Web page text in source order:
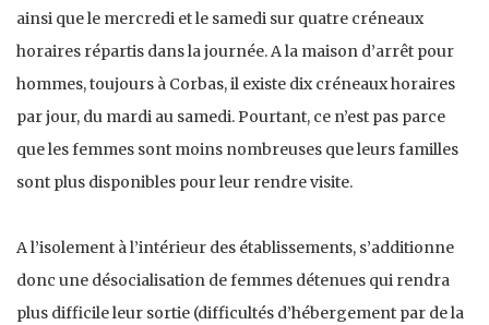
ainsi que le mercredi et le samedi sur quatre créneaux
horaires répartis dans la journée. A la maison d’arrêt pour
hommes, toujours à Corbas, il existe dix créneaux horaires
par jour, du mardi au samedi. Pourtant, ce n’est pas parce
que les femmes sont moins nombreuses que leurs familles
sont plus disponibles pour leur rendre visite.
A l’isolement à l’intérieur des établissements, s’additionne
donc une désocialisation de femmes détenues qui rendra
plus difficile leur sortie (difficultés d’hébergement par de la